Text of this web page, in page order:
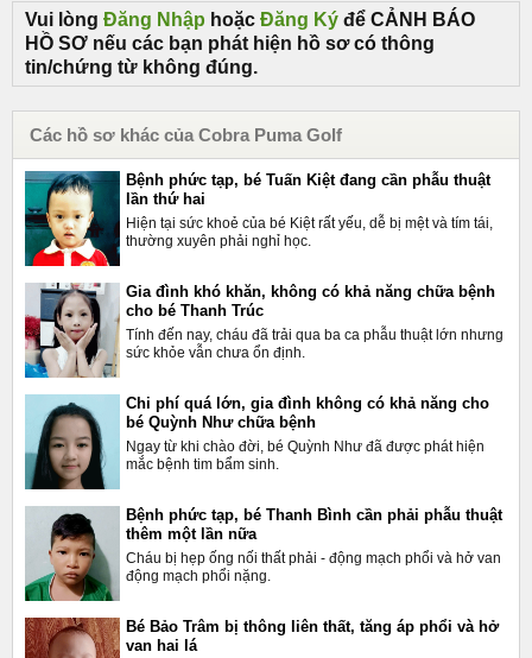
Vui lòng Đăng Nhập hoặc Đăng Ký để CẢNH BÁO
HỒ SƠ nếu các bạn phát hiện hồ sơ có thông
tin/chứng từ không đúng.
Các hồ sơ khác của Cobra Puma Golf
Bệnh phức tạp, bé Tuấn Kiệt đang cần phẫu thuật
lần thứ hai
Hiện tại sức khoẻ của bé Kiệt rất yếu, dễ bị mệt và tím tái,
thường xuyên phải nghỉ học.
Gia đình khó khăn, không có khả năng chữa bệnh
cho bé Thanh Trúc
Tính đến nay, cháu đã trải qua ba ca phẫu thuật lớn nhưng
sức khỏe vẫn chưa ổn định.
Chi phí quá lớn, gia đình không có khả năng cho
bé Quỳnh Như chữa bệnh
Ngay từ khi chào đời, bé Quỳnh Như đã được phát hiện
mắc bệnh tim bẩm sinh.
Bệnh phức tạp, bé Thanh Bình cần phải phẫu thuật
thêm một lần nữa
Cháu bị hẹp ống nối thất phải - động mạch phổi và hở van
động mạch phổi nặng.
Bé Bảo Trâm bị thông liên thất, tăng áp phổi và hở
van hai lá